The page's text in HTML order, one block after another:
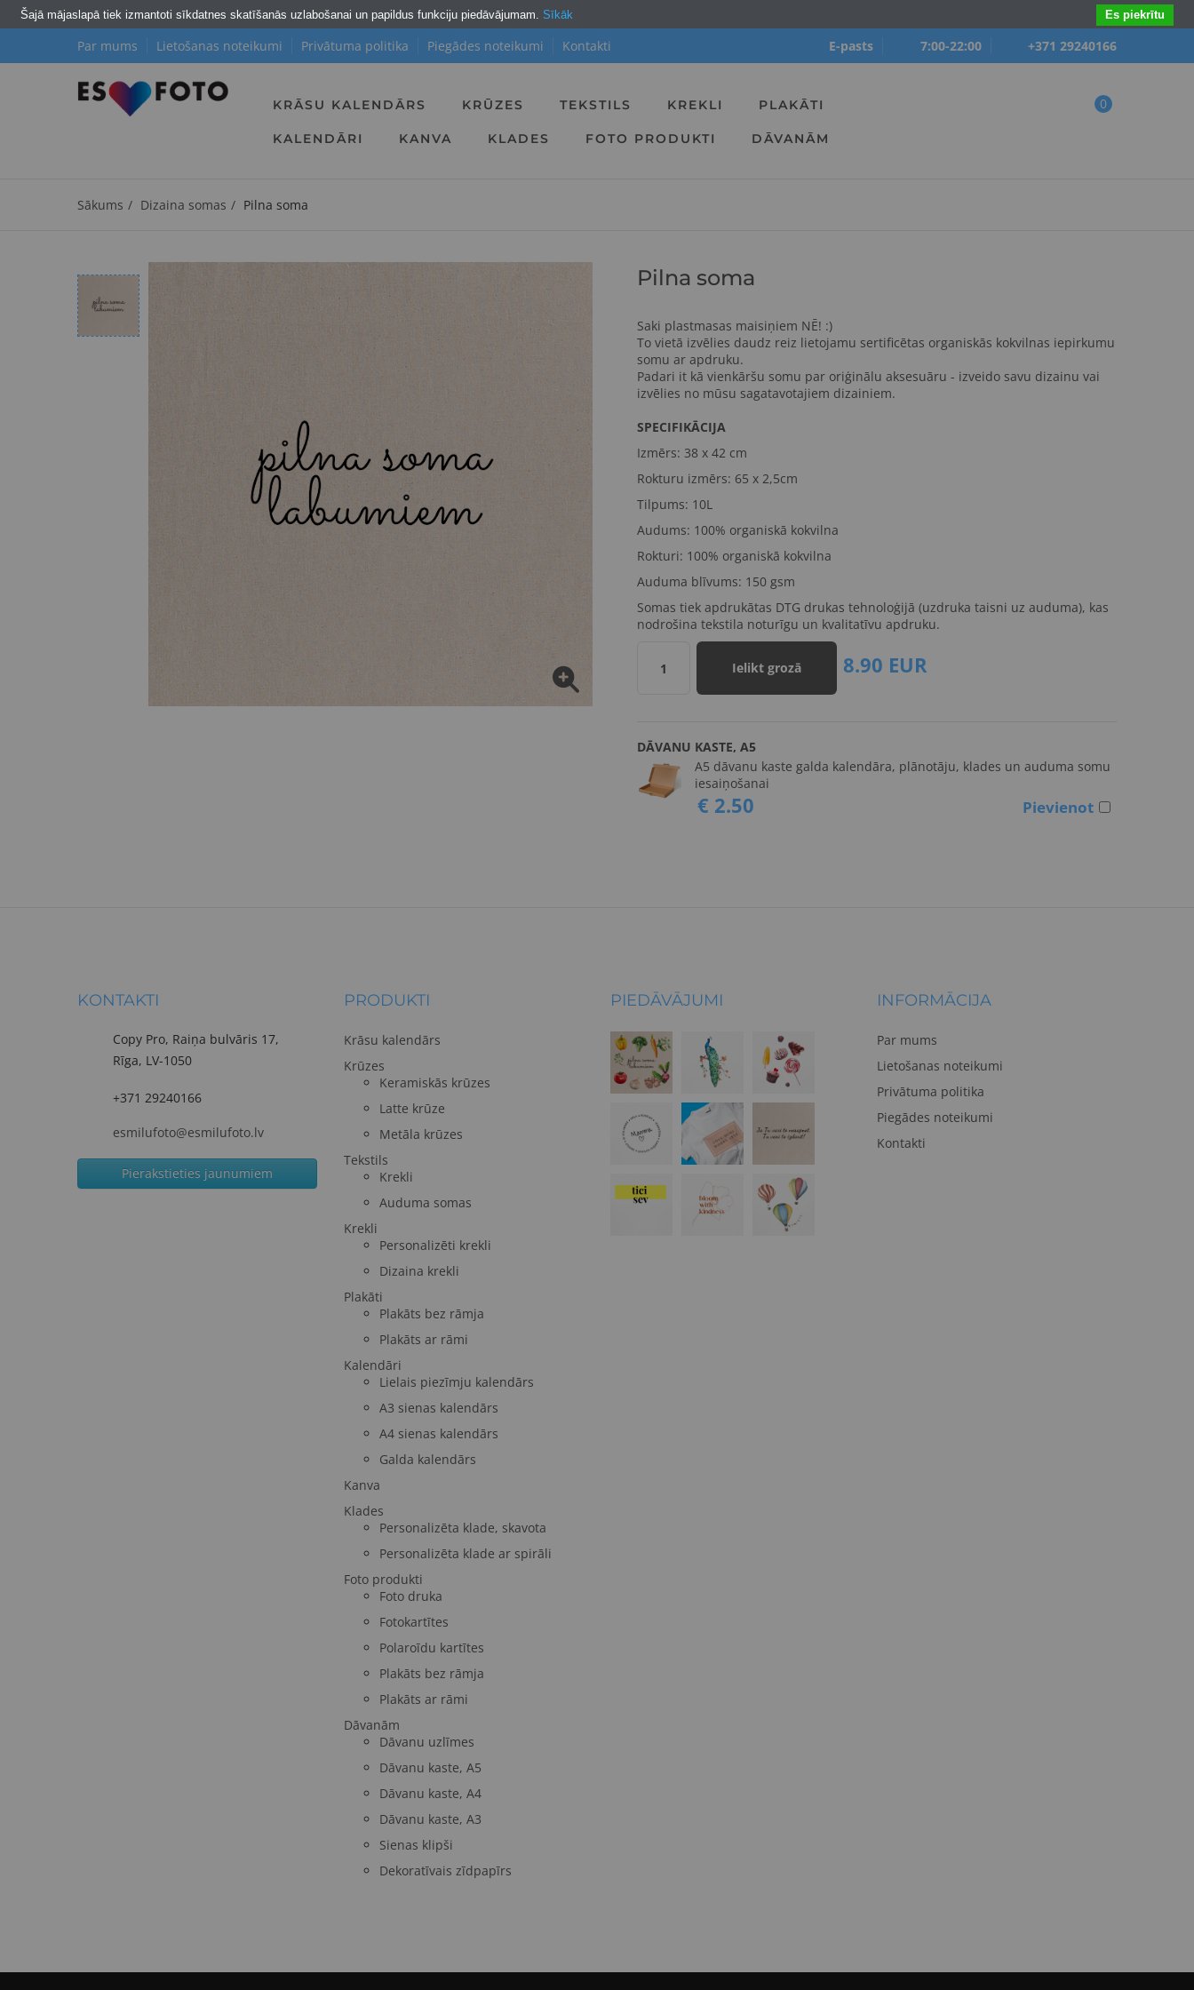
Piesakies jaunumiem un
pirmajam pasūtījumam
reizi.
Par mums Lietošanas noteikumi Privātuma politika Piegādes noteikumi Kontakti E-pasts 7:00-22:00 +371 29240166
KRĀSU KALENDĀRS KRŪZES TEKSTILS KREKLI PLAKĀTI
KALENDĀRI KANVA KLADES FOTO PRODUKTI DĀVANĀM
0
Sākums Dizaina somas Pilna soma
Pilna soma
Saki plastmasas maisiņiem NĒ! :)
To vietā izvēlies daudz reiz lietojamu sertificētas organiskās kokvilnas iepirkumu
somu ar apdruku.
Padari it kā vienkāršu somu par oriģinālu aksesuāru - izveido savu dizainu vai
izvēlies no mūsu sagatavotajiem dizainiem.
SPECIFIKĀCIJA
Izmērs: 38 x 42 cm
Rokturu izmērs: 65 x 2,5cm
Tilpums: 10L
Audums: 100% organiskā kokvilna
Rokturi: 100% organiskā kokvilna
Auduma blīvums: 150 gsm
Somas tiek apdrukātas DTG drukas tehnoloģijā (uzdruka taisni uz auduma), kas
nodrošina tekstila noturīgu un kvalitatīvu apdruku.
1 Ielikt grozā 8.90 EUR
DĀVANU KASTE, A5
A5 dāvanu kaste galda kalendāra, plānotāju, klades un auduma somu
iesaiņošanai
Pievienot
€ 2.50
KONTAKTI
Copy Pro, Raiņa bulvāris 17,
Rīga, LV-1050
+371 29240166
esmilufoto@esmilufoto.lv
Pierakstieties jaunumiem
PRODUKTI
Krāsu kalendārs
Krūzes
Keramiskās krūzes
Latte krūze
Metāla krūzes
Tekstils
Krekli
Auduma somas
Krekli
Personalizēti krekli
Dizaina krekli
Plakāti
Plakāts bez rāmja
Plakāts ar rāmi
Kalendāri
Lielais piezīmju kalendārs
A3 sienas kalendārs
A4 sienas kalendārs
Galda kalendārs
Kanva
Klades
Personalizēta klade, skavota
Personalizēta klade ar spirāli
Foto produkti
Foto druka
Fotokartītes
Polaroīdu kartītes
Plakāts bez rāmja
Plakāts ar rāmi
Dāvanām
Dāvanu uzlīmes
Dāvanu kaste, A5
Dāvanu kaste, A4
Dāvanu kaste, A3
Sienas klipši
Dekoratīvais zīdpapīrs
PIEDĀVĀJUMI INFORMĀCIJA
Par mums
Lietošanas noteikumi
Privātuma politika
Piegādes noteikumi
Kontakti
Šajā mājaslapā tiek izmantoti sīkdatnes skatīšanās uzlabošanai un papildus funkciju piedāvājumam. Sīkāk Es piekrītu